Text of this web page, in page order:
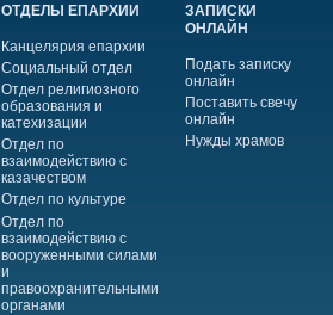
ОТДЕЛЫ ЕПАРХИИ
Канцелярия епархии
Социальный отдел
Отдел религиозного
образования и
катехизации
Отдел по
взаимодействию с
казачеством
Отдел по культуре
Отдел по
взаимодействию с
вооруженными силами
и
правоохранительными
органами
ЗАПИСКИ
ОНЛАЙН
Подать записку
онлайн
Поставить свечу
онлайн
Нужды храмов